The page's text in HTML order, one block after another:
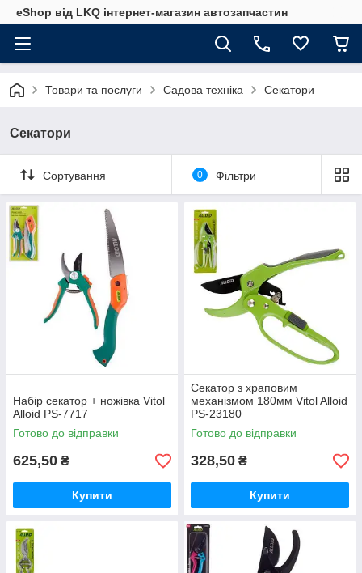
eShop від LKQ інтернет-магазин автозапчастин
Товари та послуги Садова техніка Секатори
Секатори
Сортування 0 Фільтри
Набір секатор + ножівка Vitol
Alloid PS-7717
Готово до відправки
625,50 ₴
Купити
Секатор з храповим
механізмом 180мм Vitol Alloid
PS-23180
Готово до відправки
328,50 ₴
Купити